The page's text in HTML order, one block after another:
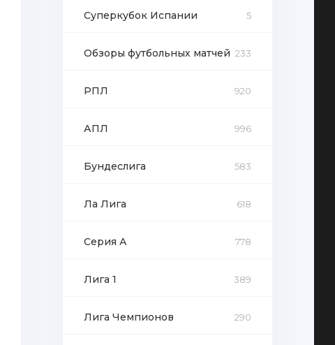
Суперкубок Испании 5
Обзоры футбольных матчей 233
РПЛ 920
АПЛ 996
Бундеслига 583
Ла Лига 618
Серия А 778
Лига 1 389
Лига Чемпионов 290